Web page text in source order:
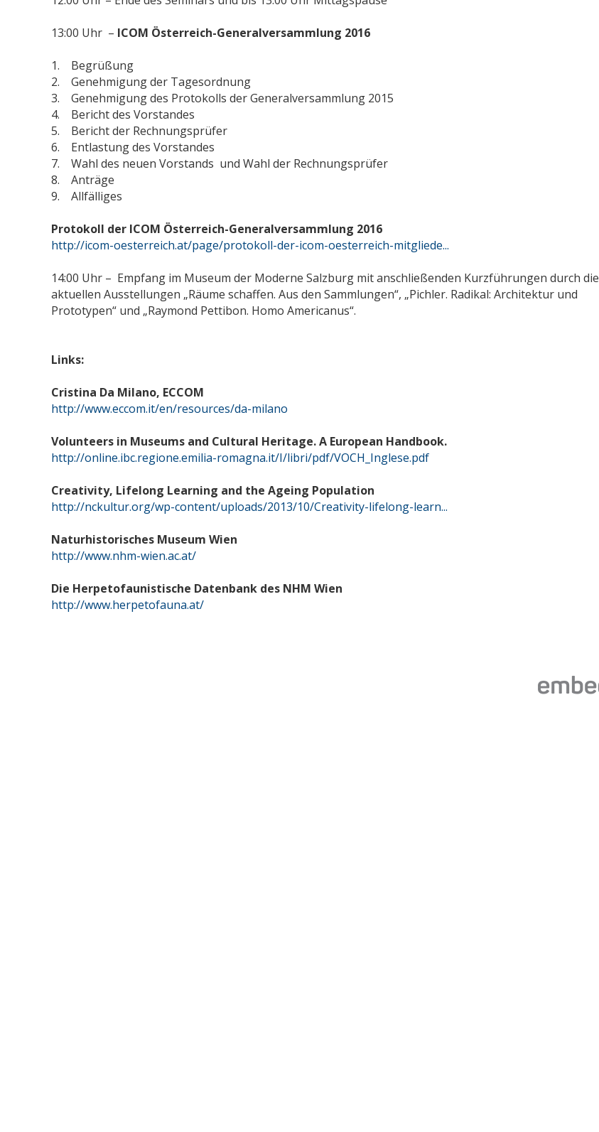
13:00 Uhr – ICOM Österreich-Generalversammlung 2016
1. Begrüßung
2. Genehmigung der Tagesordnung
3. Genehmigung des Protokolls der Generalversammlung 2015
4. Bericht des Vorstandes
5. Bericht der Rechnungsprüfer
6. Entlastung des Vorstandes
7. Wahl des neuen Vorstands und Wahl der Rechnungsprüfer
8. Anträge
9. Allfälliges
Protokoll der ICOM Österreich-Generalversammlung 2016
http://icom-oesterreich.at/page/protokoll-der-icom-oesterreich-mitgliede...
14:00 Uhr – Empfang im Museum der Moderne Salzburg mit anschließenden Kurzführungen durch die
aktuellen Ausstellungen „Räume schaffen. Aus den Sammlungen“, „Pichler. Radikal: Architektur und
Prototypen“ und „Raymond Pettibon. Homo Americanus“.
Links:
Cristina Da Milano, ECCOM
http://www.eccom.it/en/resources/da-milano
Volunteers in Museums and Cultural Heritage. A European Handbook.
http://online.ibc.regione.emilia-romagna.it/I/libri/pdf/VOCH_Inglese.pdf
Creativity, Lifelong Learning and the Ageing Population
http://nckultur.org/wp-content/uploads/2013/10/Creativity-lifelong-learn...
Naturhistorisches Museum Wien
http://www.nhm-wien.ac.at/
Die Herpetofaunistische Datenbank des NHM Wien
http://www.herpetofauna.at/